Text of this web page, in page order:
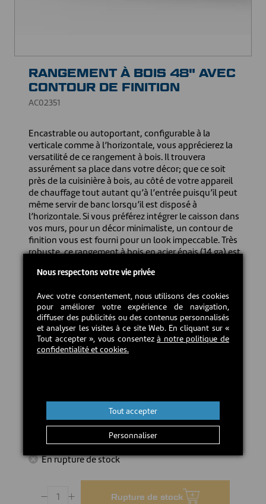
RANGEMENT À BOIS 48" AVEC
CONTOUR DE FINITION
AC02351
Encastrable ou autoportant, configurable à la
verticale comme à l’horizontale, vous apprécierez la
versatilité de ce rangement à bois. Il trouvera
assurément sa place dans votre décor; que ce soit
près de la cuisinière à bois, au côté de votre appareil
de chauffage tout autant qu’à l’entrée puisqu’il peut
même servir de banc lorsqu’il est disposé à
l’horizontale. Si vous préférez intégrer le caisson dans
vos murs, pour un décor minimaliste, un contour de
finition vous est fourni pour un look impeccable. Très
robuste, ce rangement à bois en acier épais (14 ga) est
longueur allant jusqu’à 18". La structure d’acier
prévenir l'usure de votre plancher. Un tiroir de
rangement pour accessoires (17" x 15" x 6") est offert
en option. Rangez-y le tisonnier et la pelle inclus avec
le tiroir pour plus de commodité! Livré dans un
emballage compact, ce rangement à bois est si facile à
800,00 CAD$
En rupture de stock
Rupture de stock
Nous respectons votre vie privée
Avec votre consentement, nous utilisons des cookies
pour améliorer votre expérience de navigation,
diffuser des publicités ou des contenus personnalisés
et analyser les visites à ce site Web. En cliquant sur «
Tout accepter », vous consentezà notre politique de
confidentialité et cookies.
Personnaliser
Tout accepter